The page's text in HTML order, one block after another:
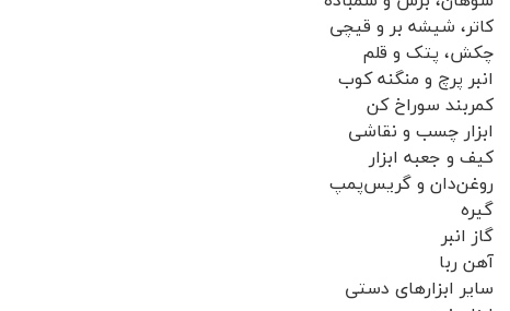
کاتر، شیشه بر و قیچی
چکش، پتک و قلم
انبر پرچ و منگنه کوب
کمربند سوراخ کن
ابزار چسب و نقاشی
کیف و جعبه ابزار
روغن‌دان و گریس‌پمپ
گیره
گاز انبر
آهن ربا
سایر ابزارهای دستی